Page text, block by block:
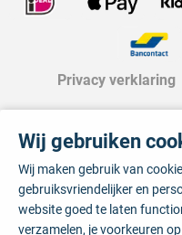
Privacy verklaring
Wij gebruiken
Wij maken gebruik van
gebruiksvriendelijker en
website goed te laten
verzamelen, je voorkeuren